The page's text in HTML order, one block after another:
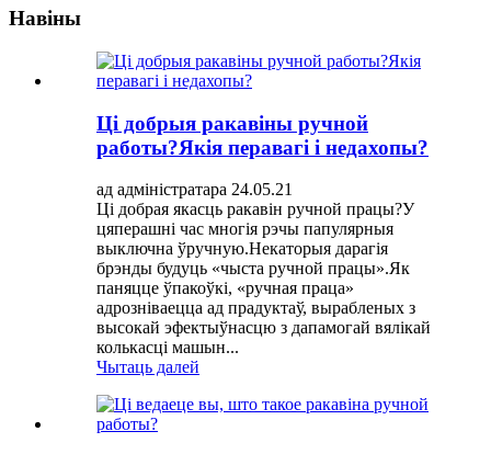
Навіны
Ці добрыя ракавіны ручной
работы?Якія перавагі і недахопы?
ад адміністратара 24.05.21
Ці добрая якасць ракавін ручной працы?У
цяперашні час многія рэчы папулярныя
выключна ўручную.Некаторыя дарагія
брэнды будуць «чыста ручной працы».Як
паняцце ўпакоўкі, «ручная праца»
адрозніваецца ад прадуктаў, вырабленых з
высокай эфектыўнасцю з дапамогай вялікай
колькасці машын...
Чытаць далей